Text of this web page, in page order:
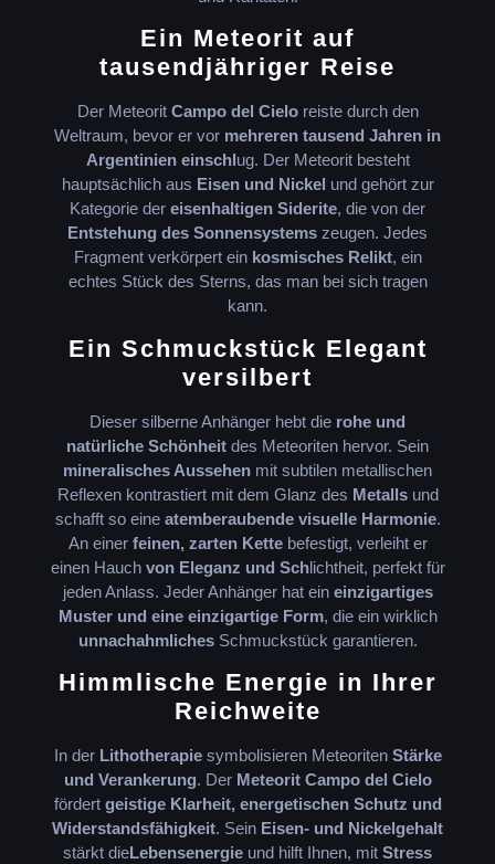
Ein Meteorit auf
tausendjähriger Reise
Der Meteorit Campo del Cieloreiste durch den
Weltraum, bevor er vor mehreren tausend Jahren in
Argentinien einschl ug. Der Meteorit besteht
hauptsächlich aus Eisen und Nickel und gehört zur
Kategorie der eisenhaltigen Siderite, die von der
Entstehung des Sonnensystems zeugen. Jedes
Fragment verkörpert ein kosmisches Relikt, ein
echtes Stück des Sterns, das man bei sich tragen
kann.
Ein Schmuckstück Elegant
versilbert
Dieser silberne Anhänger hebt die rohe und
natürliche Schönheit des Meteoriten hervor. Sein
mineralisches Aussehen mit subtilen metallischen
Reflexen kontrastiert mit dem Glanz des Metallsund
schafft so eine atemberaubende visuelle Harmonie.
An einer feinen, zarten Kettebefestigt, verleiht er
einen Hauch von Eleganz und Schlichtheit, perfekt für
jeden Anlass. Jeder Anhänger hat ein einzigartiges
Muster und eine einzigartige Form, die ein wirklich
unnachahmlichesSchmuckstück garantieren.
Himmlische Energie in Ihrer
Reichweite
In der Lithotherapiesymbolisieren Meteoriten Stärke
und Verankerung. Der Meteorit Campo del Cielo
fördert geistige Klarheit, energetischen Schutz und
Widerstandsfähigkeit. Sein Eisen- und Nickelgehalt
stärkt dieLebensenergie und hilft Ihnen, mit Stress